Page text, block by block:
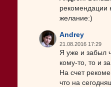
рекомендации
желание:)
Andrey
21.08.2016 17:29
Я уже и забыл
кому-то, то и
На счет
что на